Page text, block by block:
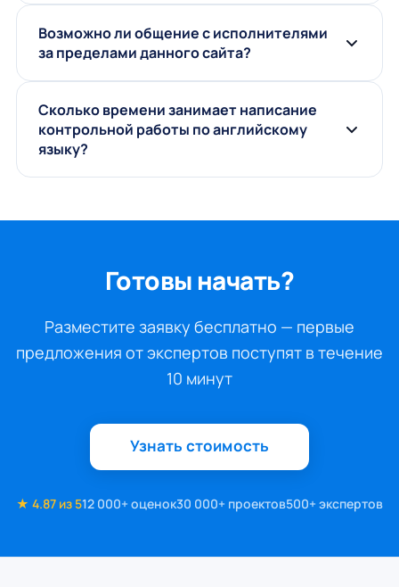
Возможно ли общение с исполнителями
за пределами данного сайта?
Сколько времени занимает написание
контрольной работы по английскому
языку?
Готовы начать?
Разместите заявку бесплатно — первые
предложения от экспертов поступят в течение
10 минут
Узнать стоимость
★ 4.87 из 512 000+ оценок30 000+ проектов500+ экспертов